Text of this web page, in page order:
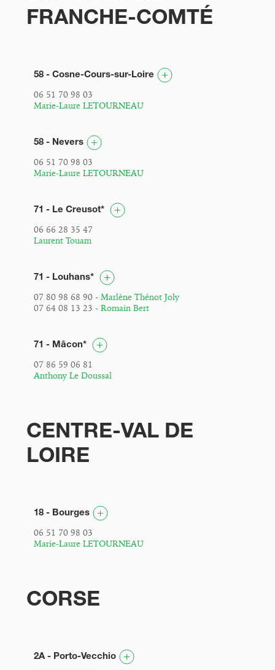
FRANCHE-COMTÉ
58 - Cosne-Cours-sur-Loire
06 51 70 98 03
Marie-Laure LETOURNEAU
58 - Nevers
06 51 70 98 03
Marie-Laure LETOURNEAU
71 - Le Creusot*
06 66 28 35 47
Laurent Touam
71 - Louhans*
07 80 98 68 90 - Marlène Thénot Joly
07 64 08 13 23 - Romain Bert
71 - Mâcon*
07 86 59 06 81
Anthony Le Doussal
CENTRE-VAL DE
LOIRE
18 - Bourges
06 51 70 98 03
Marie-Laure LETOURNEAU
CORSE
2A - Porto-Vecchio